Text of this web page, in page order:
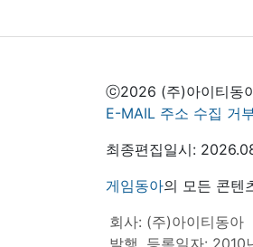
ⓒ2026 (주)아이티동
E-MAIL 주소 수집 거
최종편집일시:
게임동아의 모든 콘텐
회사: (주)아이티동아
발행, 등록일자: 2010